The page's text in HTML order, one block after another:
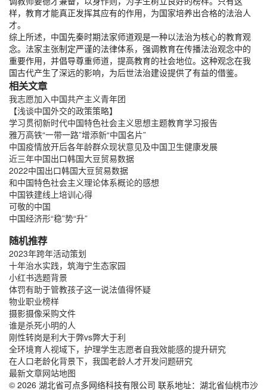
样，教育才能真正发挥其应有的作用，为国家培养出合格的法治人
才。
综上所述，中国先秦时期法家师道观是一种以法治为核心的教育观
念。法家主张制定严谨的法律体系，强调教育在传播法治观念中的
重要作用，并倡导尊重师道，提高教育的社会地位。这种观念在我
国古代产生了深远的影响，为后世法治建设提供了有益的借鉴。
相关文章
我志愿加入中国共产主义青年团
【浅谈中国外交的政策策略】
学习贯彻新时代中国特色社会主义思想主题教育学习报告
雅万高铁“一带一路”增添新“中国名片”
中国疫情放开后各年龄群众现状意见及中国卫生健康发展
近三年中国出口韩国大豆贸易数据
2022中国出口韩国大豆贸易数据
和中国特色社会主义理论体系概论的感想
中国铁建线上培训心得
可敬的中国
中国经济形“稳”势“升”
随机推荐
2023年跨年活动策划
十年治水实践，筑海宁生态家园
小红书选题背景
体罚有助于管教孩子这一说法值得怀疑
物业职业榜样
摄影摄像采购文件
谁是杀死小明的人
刚性转岗是利大于弊vs弊大于利
全环境育人视域下，护理学生志愿者自我效能感的提升研究
在人口老龄化背景下，我国老龄人才开发问题研究
最新文章网站地图
© 2026 湖北省可点多网络科技有限公司 联系地址：湖北省仙桃市沙